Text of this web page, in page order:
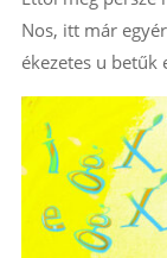
Nos, itt már
ékezetes u betűk